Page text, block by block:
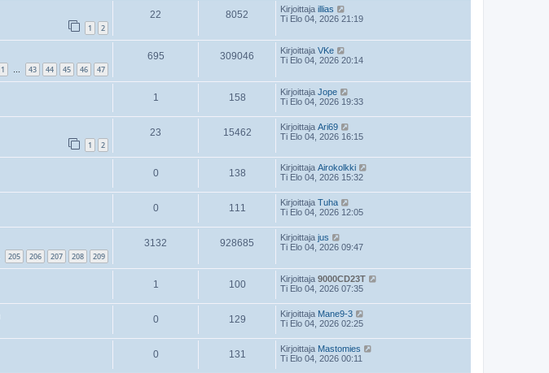
1 2
22 8052 Kirjoittaja illias
Ti Elo 04, 2026 21:19
1 … 43 44 45 46 47
695 309046 Kirjoittaja VKe
Ti Elo 04, 2026 20:14
1 158 Kirjoittaja Jope
Ti Elo 04, 2026 19:33
1 2
23 15462 Kirjoittaja Ari69
Ti Elo 04, 2026 16:15
0 138 Kirjoittaja Airokolkki
Ti Elo 04, 2026 15:32
0 111 Kirjoittaja Tuha
Ti Elo 04, 2026 12:05
205 206 207 208 209
3132 928685 Kirjoittaja jus
Ti Elo 04, 2026 09:47
1 100 Kirjoittaja 9000CD23T
Ti Elo 04, 2026 07:35
0 129 Kirjoittaja Mane9-3
Ti Elo 04, 2026 02:25
0 131 Kirjoittaja Mastomies
Ti Elo 04, 2026 00:11